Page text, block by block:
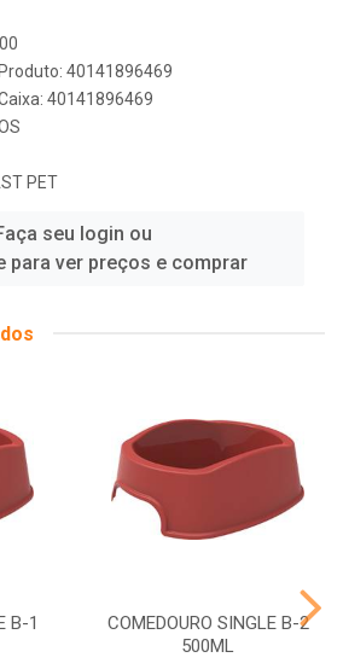
40141896469
40141896469
PET
seu login ou
para ver preços e comprar
B-1
COMEDOURO SINGLE B-2
500ML